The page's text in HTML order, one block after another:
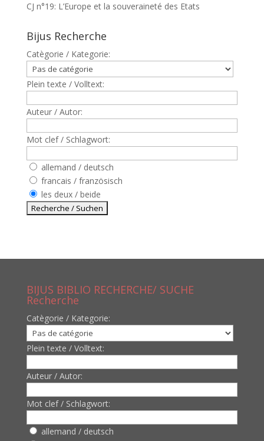
CJ n°19: L’Europe et la souveraineté des Etats
Bijus Recherche
Catègorie / Kategorie:
Plein texte / Volltext:
Auteur / Autor:
Mot clef / Schlagwort:
allemand / deutsch
francais / französisch
les deux / beide
BIJUS BIBLIO RECHERCHE/ SUCHE
Recherche
Catègorie / Kategorie:
Plein texte / Volltext:
Auteur / Autor:
Mot clef / Schlagwort:
allemand / deutsch